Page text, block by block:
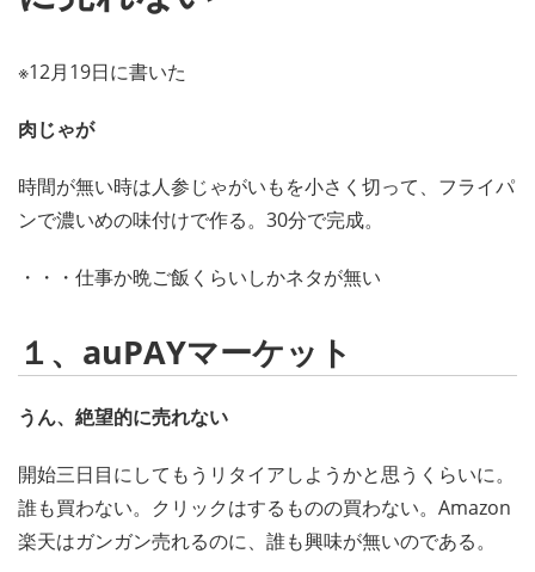
※12月19日に書いた
肉じゃが
時間が無い時は人参じゃがいもを小さく切って、フライパ
ンで濃いめの味付けで作る。30分で完成。
・・・仕事か晩ご飯くらいしかネタが無い
１、auPAYマーケット
うん、絶望的に売れない
開始三日目にしてもうリタイアしようかと思うくらいに。
誰も買わない。クリックはするものの買わない。Amazon
楽天はガンガン売れるのに、誰も興味が無いのである。